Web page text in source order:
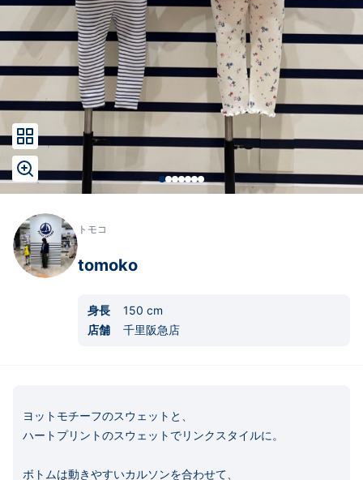
トモコ
tomoko
身長 150 cm
店舗
千里阪急店
ヨットモチーフのスウェットと、
ハートプリントのスウェットでリンクスタイルに。
ボトムは動きやすいカルソンを合わせて、